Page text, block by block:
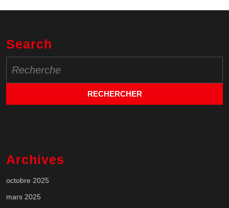
Search
for:
Archives
octobre 2025
mars 2025